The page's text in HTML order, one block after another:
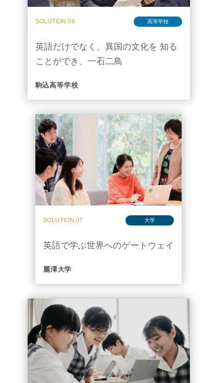
SOLUTION.08 高等学校
英語だけでなく、異国の文化を 知る
ことができ、一石二鳥
駒込高等学校
SOLUTION.07 大学
英語で学ぶ世界へのゲートウェイ
麗澤大学